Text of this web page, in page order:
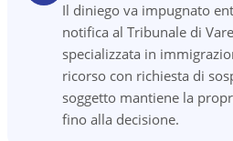
Il diniego va impugnato
notifica al Tribunale di
specializzata in
ricorso con richiesta di
soggetto mantiene la
fino alla decisione.